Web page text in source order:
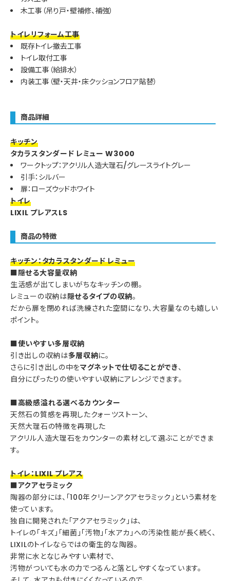
木工事（吊り戸・壁補修、補強）
トイレリフォーム工事
既存トイレ撤去工事
トイレ取付工事
設備工事（給排水）
内装工事（壁・天井・床クッションフロア貼替）
商品詳細
キッチン
タカラスタンダード レミュー W3000
ワークトップ：アクリル人造大理石/グレースライトグレー
引手：シルバー
扉：ローズウッドホワイト
トイレ
LIXIL プレアスLS
商品の特徴
キッチン：タカラスタンダード レミュー
■隠せる大容量収納
生活感が出てしまいがちなキッチンの棚。
レミューの収納は隠せるタイプの収納。
だから扉を閉めれば洗練された空間になり、大容量なのも嬉しい
ポイント。
■使いやすい多層収納
引き出しの収納は多層収納に。
さらに引き出しの中をマグネットで仕切ることができ、
自分にぴったりの使いやすい収納にアレンジできます。
■高級感溢れる選べるカウンター
天然石の質感を再現したクォーツストーン、
天然大理石の特徴を再現した
アクリル人造大理石をカウンターの素材として選ぶことができま
す。
トイレ：LIXIL プレアス
■アクアセラミック
陶器の部分には、「100年クリーンアクアセラミック」という素材を
使っています。
独自に開発された「アクアセラミック」は、
トイレの「キズ」「細菌」「汚物」「水アカ」への汚染性能が長く続く、
LIXILのトイレならではの衛生的な陶器。
非常に水となじみやすい素材で、
汚物がついても水の力でつるんと落としやすくなっています。